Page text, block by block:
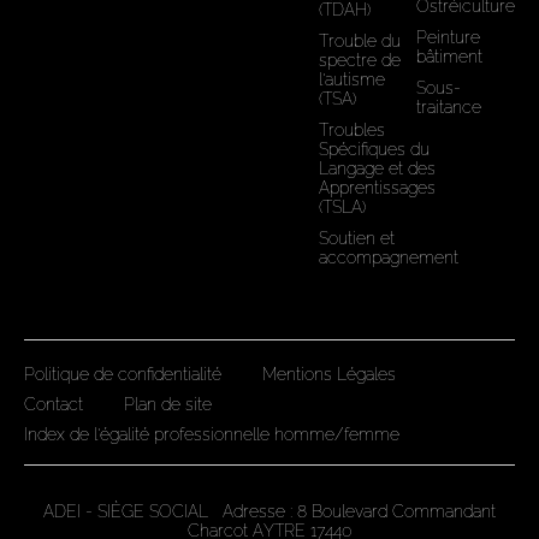
(TDAH)
Trouble du
spectre de
l'autisme
(TSA)
Troubles
Spécifiques du
Langage et des
Apprentissages
(TSLA)
Soutien et
accompagnement
Ostréiculture
Peinture
bâtiment
Sous-
traitance
Politique de confidentialité
Mentions Légales
Contact
Plan de site
Index de l'égalité professionnelle homme/femme
ADEI - SIÈGE SOCIAL Adresse : 8 Boulevard Commandant
Charcot AYTRE 17440